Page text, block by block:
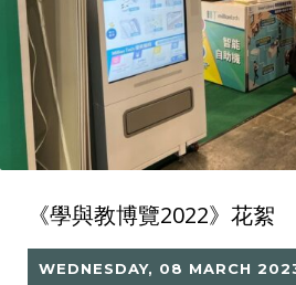
《學與教博覽2022》花絮
WEDNESDAY, 08 MARCH